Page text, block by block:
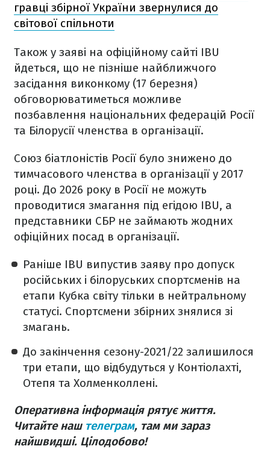
гравці збірної України звернулися до
світової спільноти
Також у заяві на офіційному сайті IBU
йдеться, що не пізніше найближчого
засідання виконкому (17 березня)
обговорюватиметься можливе
позбавлення національних федерацій Росії
та Білорусії членства в організації.
Союз біатлоністів Росії було знижено до
тимчасового членства в організації у 2017
році. До 2026 року в Росії не можуть
проводитися змагання під егідою IBU, а
представники СБР не займають жодних
офіційних посад в організації.
Раніше IBU випустив заяву про допуск
російських і білоруських спортсменів на
етапи Кубка світу тільки в нейтральному
статусі. Спортсмени збірних знялися зі
змагань.
До закінчення сезону-2021/22 залишилося
три етапи, що відбудуться у Контіолахті,
Отепя та Холменколлені.
Оперативна інформація рятує життя.
Читайте наш телеграм, там ми зараз
найшвидші. Цілодобово!